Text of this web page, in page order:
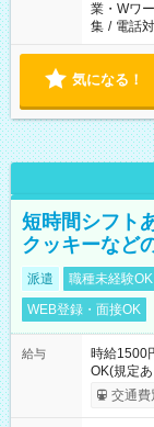
業・Wワ
集 / 電話
気になる！
短時間シフト
クッキーなど
派遣 職種未経験OK
WEB登録・面接OK
給与
時給1500
OK(規定
交通費